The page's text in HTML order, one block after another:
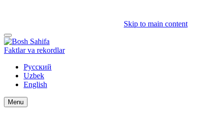
Skip to main content
Faktlar va rekordlar
Русский
Uzbek
English
Menu